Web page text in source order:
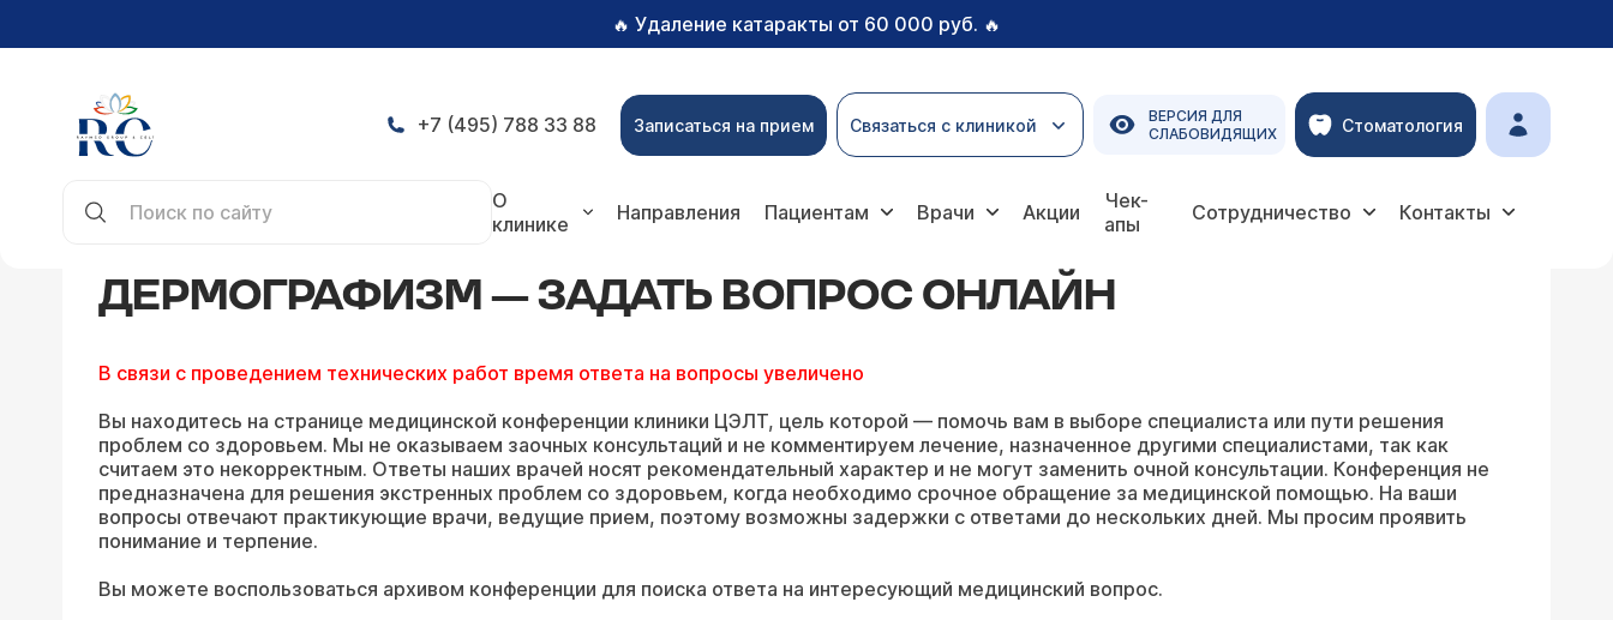
🔥 Удаление катаракты от 60 000 руб. 🔥
+7 (495) 788 33 88 Записаться на прием Связаться с клиникой
ВЕРСИЯ ДЛЯ
СЛАБОВИДЯЩИХ
Стоматология
О
клинике
Направления Пациентам Врачи Акции
Чек-
апы
Сотрудничество Контакты
ДЕРМОГРАФИЗМ — ЗАДАТЬ ВОПРОС ОНЛАЙН
В связи с проведением технических работ время ответа на вопросы увеличено
Вы находитесь на странице медицинской конференции клиники ЦЭЛТ, цель которой — помочь вам в выборе специалиста или пути решения
проблем со здоровьем. Мы не оказываем заочных консультаций и не комментируем лечение, назначенное другими специалистами, так как
считаем это некорректным. Ответы наших врачей носят рекомендательный характер и не могут заменить очной консультации. Конференция не
предназначена для решения экстренных проблем со здоровьем, когда необходимо срочное обращение за медицинской помощью. На ваши
вопросы отвечают практикующие врачи, ведущие прием, поэтому возможны задержки с ответами до нескольких дней. Мы просим проявить
понимание и терпение.
Вы можете воспользоваться архивом конференции для поиска ответа на интересующий медицинский вопрос.